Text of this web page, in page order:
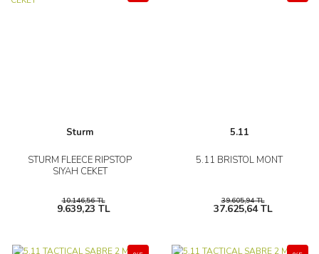
Sturm
STURM FLEECE RIPSTOP
SIYAH CEKET
10.146,56 TL
9.639,23 TL
5.11
5.11 BRISTOL MONT
39.605,94 TL
37.625,64 TL